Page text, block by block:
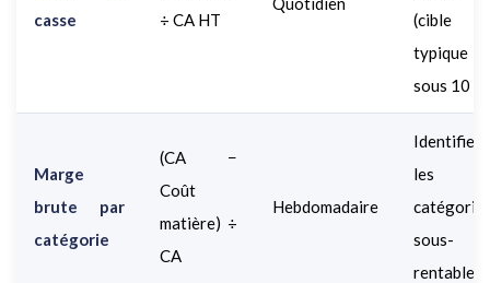
casse
÷ CA HT
(cible
typique
sous 10
Marge
brute par
catégorie
(CA −
Coût
matière) ÷
CA
Hebdomadaire
Identifier
les
sous-
rentables